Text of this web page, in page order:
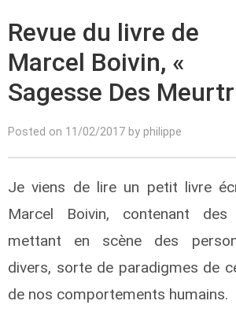
Revue du livre de
Marcel Boivin, «
Sagesse Des
Posted on 11/02/2017 by philippe
Je viens de lire un petit livre
Marcel Boivin, contenant des
mettant en scène des
divers, sorte de paradigmes de
de nos comportements humains.